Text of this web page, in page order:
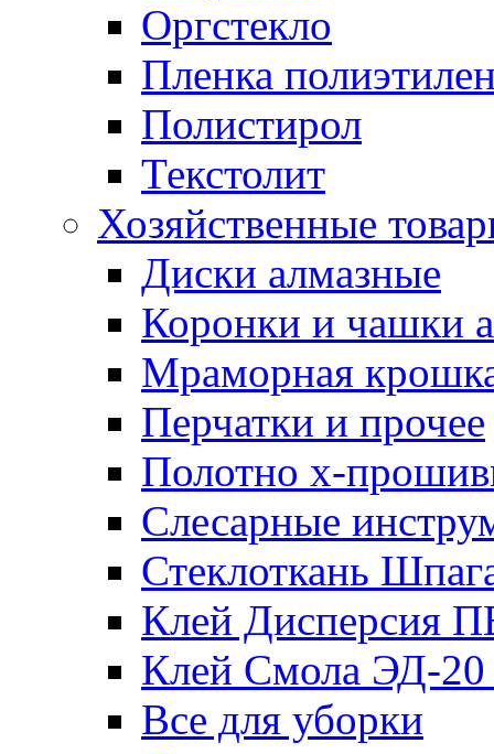
Оргстекло
Пленка
Полистирол
Текстолит
Хозяйственные
Диски алмазные
Коронки и чашки
Мраморная
Перчатки и прочее
Полотно х-
Слесарные
Стеклоткань
Клей Дисперсия
Клей Смола ЭД-20
Все для уборки